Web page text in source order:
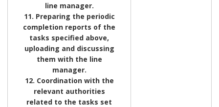
line manager.
11. Preparing the periodic
completion reports of the
tasks specified above,
uploading and discussing
them with the line
manager.
12. Coordination with the
relevant authorities
related to the tasks set